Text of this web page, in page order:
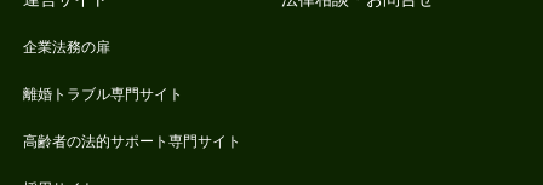
企業法務の扉
離婚トラブル専門サイト
高齢者の法的サポート専門サイト